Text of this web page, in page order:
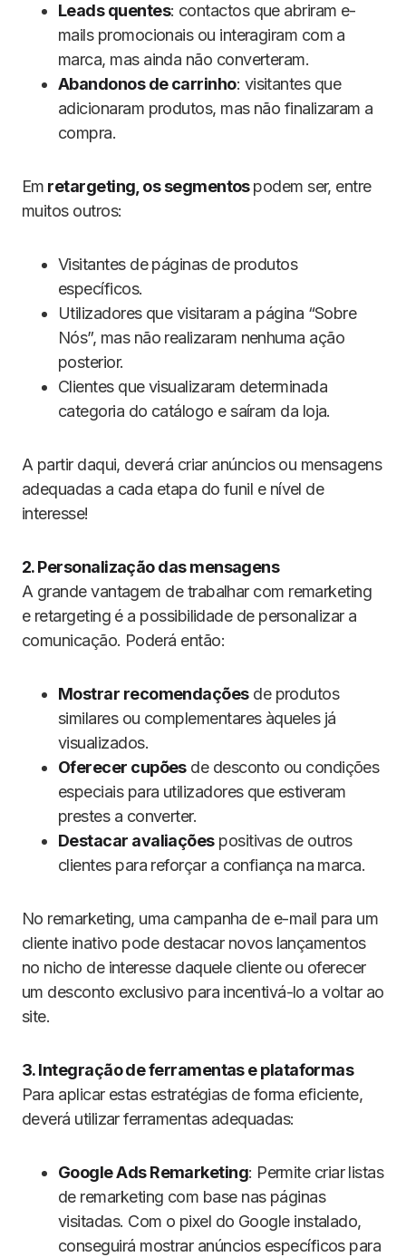
Leads quentes: contactos que abriram e-
mails promocionais ou interagiram com a
marca, mas ainda não converteram.
Abandonos de carrinho: visitantes que
adicionaram produtos, mas não finalizaram a
compra.
Em retargeting, os segmentospodem ser, entre
muitos outros:
Visitantes de páginas de produtos
específicos.
Utilizadores que visitaram a página “Sobre
Nós”, mas não realizaram nenhuma ação
posterior.
Clientes que visualizaram determinada
categoria do catálogo e saíram da loja.
A partir daqui, deverá criar anúncios ou mensagens
adequadas a cada etapa do funil e nível de
interesse!
2. Personalização das mensagens
A grande vantagem de trabalhar com remarketing
e retargeting é a possibilidade de personalizar a
comunicação. Poderá então:
Mostrar recomendaçõesde produtos
similares ou complementares àqueles já
visualizados.
Oferecer cupõesde desconto ou condições
especiais para utilizadores que estiveram
prestes a converter.
Destacar avaliaçõespositivas de outros
clientes para reforçar a confiança na marca.
No remarketing, uma campanha de e-mail para um
cliente inativo pode destacar novos lançamentos
no nicho de interesse daquele cliente ou oferecer
um desconto exclusivo para incentivá-lo a voltar ao
site.
3. Integração de ferramentas e plataformas
Para aplicar estas estratégias de forma eficiente,
deverá utilizar ferramentas adequadas:
Google Ads Remarketing: Permite criar listas
de remarketing com base nas páginas
visitadas. Com o pixel do Google instalado,
conseguirá mostrar anúncios específicos para